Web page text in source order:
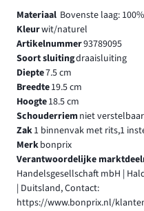
Materiaal Bovenste laag:
Kleurwit/naturel
Artikelnummer93789095
Soort sluitingdraaisluiting
Diepte7.5 cm
Breedte19.5 cm
Hoogte18.5 cm
Schouderriemniet verstelbaar
Zak1 binnenvak met rits,1
Merkbonprix
Verantwoordelijke
Handelsgesellschaft mbH |
| Duitsland, Contact:
https://www.bonprix.nl/